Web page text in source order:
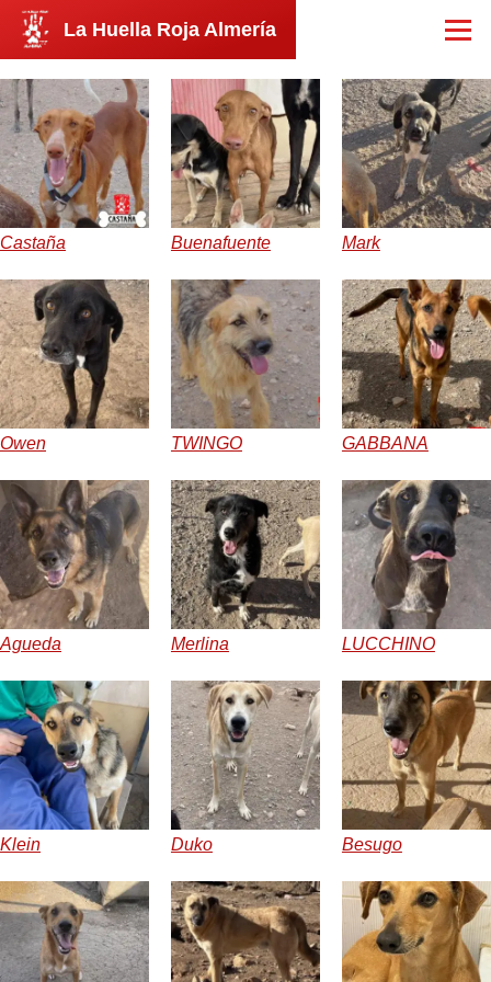
Pasar al contenido principal
La Huella Roja Almería Menú
Castaña Buenafuente Mark
Owen TWINGO GABBANA
Agueda Merlina LUCCHINO
Klein Duko Besugo